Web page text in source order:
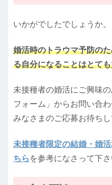
いかがでしたでしょうか。
婚活時のトラウマ予防の
る自分になることはとて
未接種者の婚活にご興味
フォーム」からお問い合わ
みなさまのご応募お待ちし
未接種者限定の結婚・婚
ちら を参考になさって下さ